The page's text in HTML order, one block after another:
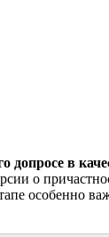
в
о
особенно